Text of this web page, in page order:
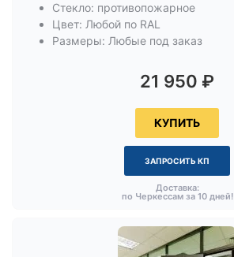
Стекло: противопожарное
Цвет: Любой по RAL
Размеры: Любые под заказ
21 950 ₽
КУПИТЬ
ЗАПРОСИТЬ КП
Доставка:
по Черкессам за 10 дней!